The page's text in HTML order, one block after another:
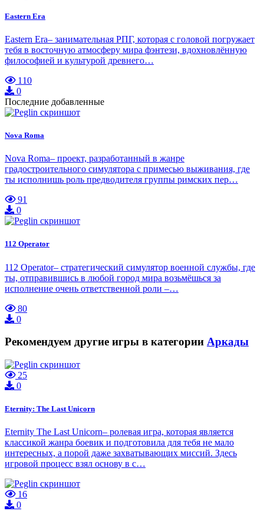
Eastern Era
Eastern Era– занимательная РПГ, которая с головой погружает
тебя в восточную атмосферу мира фэнтези, вдохновлённую
философией и культурой древнего…
110
0
Последние добавленные
Nova Roma
Nova Roma– проект, разработанный в жанре
градостроительного симулятора с примесью выживания, где
ты исполнишь роль предводителя группы римских пер…
91
0
112 Operator
112 Operator– стратегический симулятор военной службы, где
ты, отправившись в любой город мира возьмёшься за
исполнение очень ответственной роли –…
80
0
Рекомендуем другие игры в категории Аркады
25
0
Eternity: The Last Unicorn
Eternity The Last Unicorn– ролевая игра, которая является
классикой жанра боевик и подготовила для тебя не мало
интересных, а порой даже захватывающих миссий. Здесь
игровой процесс взял основу в с…
16
0